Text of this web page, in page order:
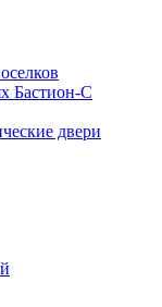
Бастион-С
двери